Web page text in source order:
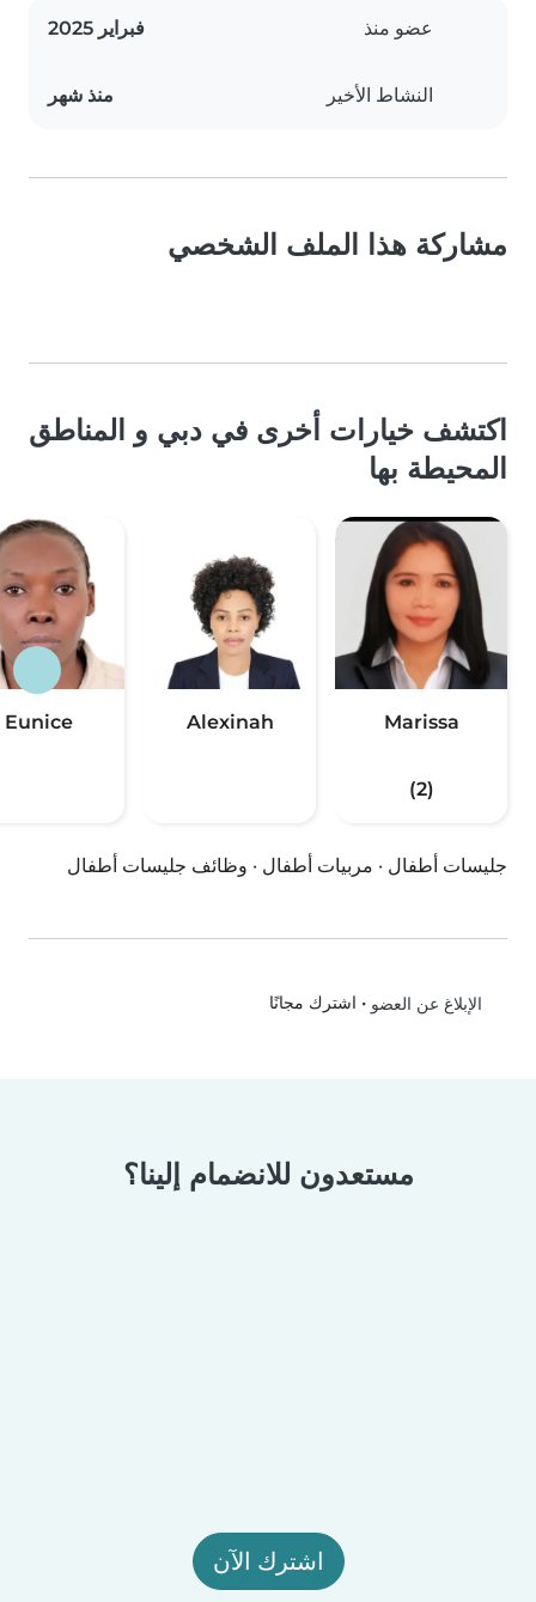
عضو منذ فبراير 2025
النشاط الأخير منذ شهر
مشاركة هذا الملف الشخصي
اكتشف خيارات أخرى في دبي و المناطق
المحيطة بها
Marissa
(2)
Alexinah
Eunice
جليسات أطفال · مربيات أطفال · وظائف جليسات أطفال
الإبلاغ عن العضو • اشترك مجانًا
مستعدون للانضمام إلينا؟
اشترك الآن